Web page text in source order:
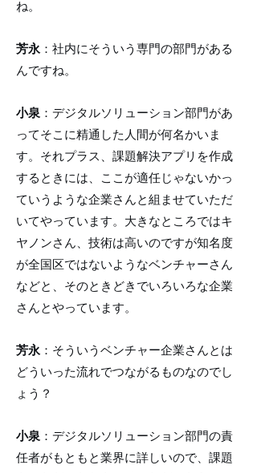
ね。
芳永：社内にそういう専門の部門がある
んですね。
小泉 ：デジタルソリューション部門があ
ってそこに精通した人間が何名かいま
す。それプラス、課題解決アプリを作成
するときには、ここが適任じゃないかっ
ていうような企業さんと組ませていただ
いてやっています。大きなところではキ
ヤノンさん、技術は高いのですが知名度
が全国区ではないようなベンチャーさん
などと、そのときどきでいろいろな企業
さんとやっています。
芳永：そういうベンチャー企業さんとは
どういった流れでつながるものなのでし
ょう？
小泉 ：デジタルソリューション部門の責
任者がもともと業界に詳しいので、課題